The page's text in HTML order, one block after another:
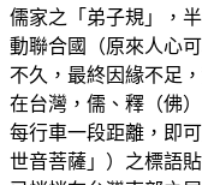
儒家之「弟子規」，
動聯合國（原來人心
不久，最終因緣不足，
在台灣，儒、釋（佛
每行車一段距離，即
世音菩薩」）之標語